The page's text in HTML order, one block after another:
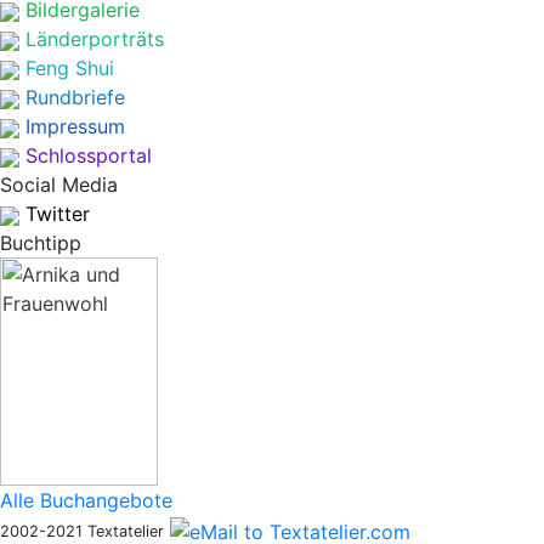
Bildergalerie
Länderporträts
Feng Shui
Rundbriefe
Impressum
Schlossportal
Social Media
Twitter
Buchtipp
Alle Buchangebote
2002-2021 Textatelier